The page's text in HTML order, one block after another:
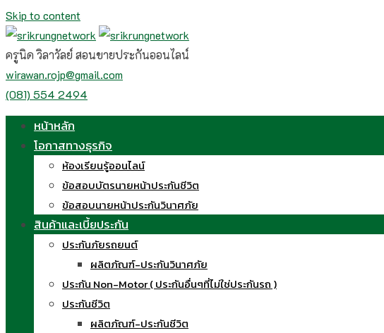
Skip to content
ครูนิด วิลาวัลย์ สอนขายประกันออนไลน์
wirawan.rojp@gmail.com
(081) 554 2494
หน้าหลัก
โอกาสทางธุรกิจ
ห้องเรียนรู้ออนไลน์
ข้อสอบบัตรนายหน้าประกันชีวิต
ข้อสอบนายหน้าประกันวินาศภัย
สินค้าและเบี้ยประกัน
ประกันภัยรถยนต์
ผลิตภัณฑ์-ประกันวินาศภัย
ประกัน Non-Motor ( ประกันอื่นๆที่ไม่ใช่ประกันรถ )
ประกันชีวิต
ผลิตภัณฑ์-ประกันชีวิต